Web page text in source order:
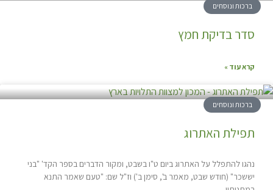
ברכות ונוסחים
סדר בדיקת חמץ
קרא עוד »
ברכות ונוסחים
תפילת האתרוג
נהגו להתפלל על האתרוג ביום ט"ו בשבט, ומקור הדברים בספר הקד' "בני
יששכר" (חודש שבט, מאמר ב', סימן ב') וז"ל שם: "טעם שאמר התנא